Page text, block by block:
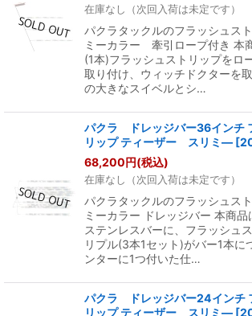
在庫なし（次回入荷は未定です）
パクラタックルのフラッシュス
ミーカラー 牽引ロープ付き 本
(1本)フラッシュストリップをロ
取り付け、ウィッチドクターを
の大きなスイベルとシ…
パクラ ドレッジバー36インチ
リップ ティーザー スリミ― [
68,200円(税込)
在庫なし（次回入荷は未定です）
パクラタックルのフラッシュス
ミーカラー ドレッジバー 本商
ステンレスバーに、フラッシュ
リプル(3本1セット)がバー1本に
ンターに1つ付いた仕…
パクラ ドレッジバー24インチ
リップ ティーザー スリミ― [